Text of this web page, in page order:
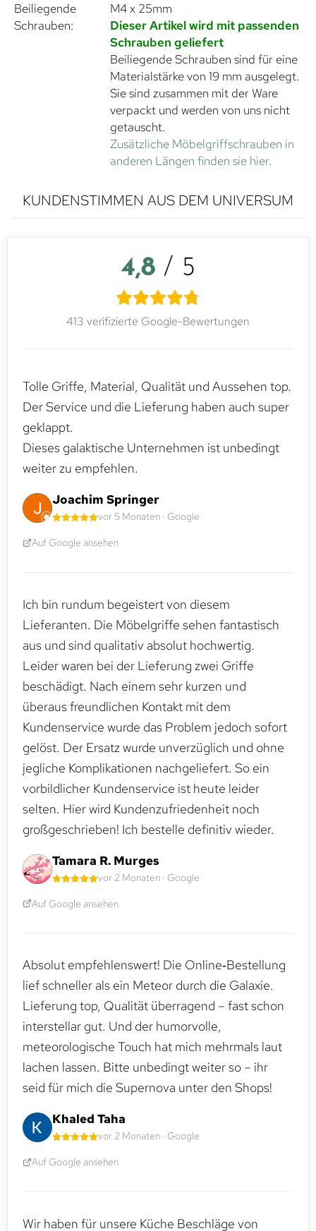
Beiliegende
Schrauben:
M4 x 25mm
Dieser Artikel wird mit passenden
Schrauben geliefert
Beiliegende Schrauben sind für eine
Materialstärke von 19 mm ausgelegt.
Sie sind zusammen mit der Ware
verpackt und werden von uns nicht
getauscht.
Zusätzliche Möbelgriffschrauben in
anderen Längen finden sie hier.
KUNDENSTIMMEN AUS DEM UNIVERSUM
4,8 / 5
413 verifizierte Google-Bewertungen
Tolle Griffe, Material, Qualität und Aussehen top.
Der Service und die Lieferung haben auch super
geklappt.
Dieses galaktische Unternehmen ist unbedingt
weiter zu empfehlen.
Joachim Springer
vor 5 Monaten · Google
Auf Google ansehen
Ich bin rundum begeistert von diesem
Lieferanten. Die Möbelgriffe sehen fantastisch
aus und sind qualitativ absolut hochwertig.
Leider waren bei der Lieferung zwei Griffe
beschädigt. Nach einem sehr kurzen und
überaus freundlichen Kontakt mit dem
Kundenservice wurde das Problem jedoch sofort
gelöst. Der Ersatz wurde unverzüglich und ohne
jegliche Komplikationen nachgeliefert. So ein
vorbildlicher Kundenservice ist heute leider
selten. Hier wird Kundenzufriedenheit noch
großgeschrieben! Ich bestelle definitiv wieder.
Tamara R. Murges
vor 2 Monaten · Google
Auf Google ansehen
Absolut empfehlenswert! Die Online‑Bestellung
lief schneller als ein Meteor durch die Galaxie.
Lieferung top, Qualität überragend – fast schon
interstellar gut. Und der humorvolle,
meteorologische Touch hat mich mehrmals laut
lachen lassen. Bitte unbedingt weiter so – ihr
seid für mich die Supernova unter den Shops!
Khaled Taha
vor 2 Monaten · Google
Auf Google ansehen
Wir haben für unsere Küche Beschläge von